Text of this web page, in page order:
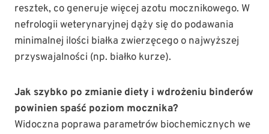
resztek, co generuje więcej azotu mocznikowego. W
nefrologii weterynaryjnej dąży się do podawania
minimalnej ilości białka zwierzęcego o najwyższej
przyswajalności (np. białko kurze).
Jak szybko po zmianie diety i wdrożeniu binderów
powinien spaść poziom mocznika?
Widoczna poprawa parametrów biochemicznych we